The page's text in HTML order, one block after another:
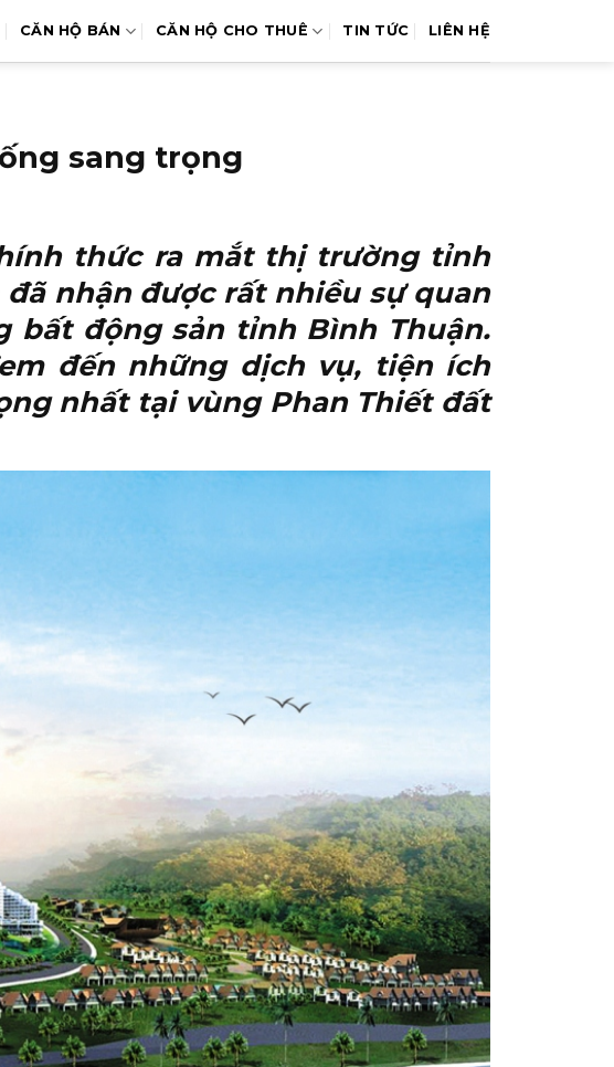
CĂN HỘ BÁN CĂN HỘ CHO THUÊ TIN TỨC LIÊN HỆ
sang trọng
thức ra mắt thị trường tỉnh
nhận được rất nhiều sự quan
bất động sản tỉnh Bình Thuận.
đến những dịch vụ, tiện ích
nhất tại vùng Phan Thiết đất